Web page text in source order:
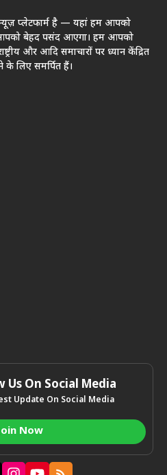
प्लेटफार्म है — यहां हम आपको
बेहद पसंद आएगा। हम आपको
और आदि समाचारों पर ध्यान केंद्रित
के लिए समर्पित हैं।
Us On Social Media
Update On Social Media
Now